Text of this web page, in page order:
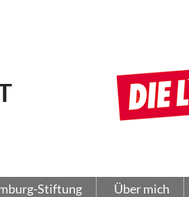
Stiftung Über mich